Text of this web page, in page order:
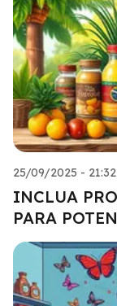
25/09/2025 - 21:32
INCLUA
PARA